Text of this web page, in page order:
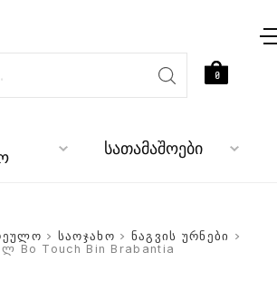
სათამაშოები
0
> საოჯახო > ნაგვის ურნები >
Bo Touch Bin Brabantia